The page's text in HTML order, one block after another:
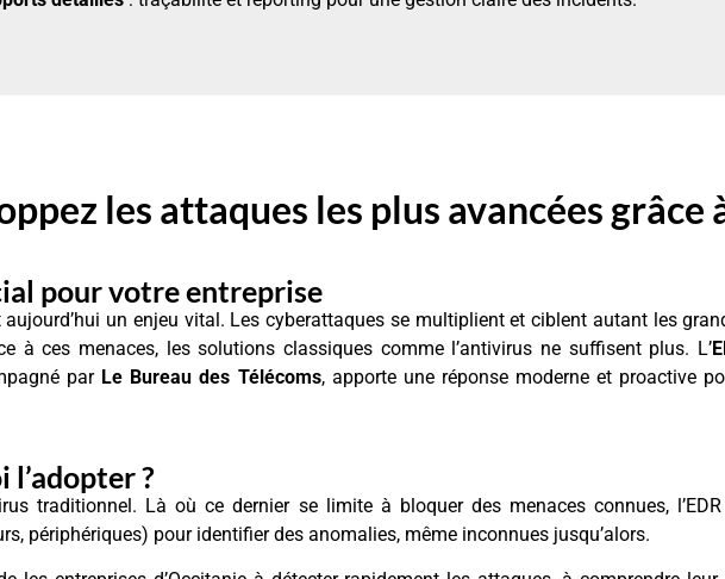
les attaques les plus avancées grâce
pour votre entreprise
un enjeu vital. Les cyberattaques se multiplient et ciblent autant les
à ces menaces, les solutions classiques comme l’antivirus ne suffisent plus. L’
par Le Bureau des Télécoms, apporte une réponse moderne et proactive
l’adopter ?
traditionnel. Là où ce dernier se limite à bloquer des menaces connues,
périphériques) pour identifier des anomalies, même inconnues jusqu’alors.